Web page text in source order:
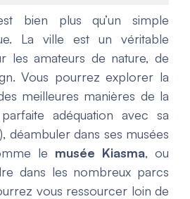
bien plus qu’un simple
La ville est un véritable
les amateurs de nature, de
Vous pourrez explorer la
meilleures manières de la
adéquation avec sa
déambuler dans ses musées
le musée Kiasma, ou
dans les nombreux parcs
vous ressourcer loin de